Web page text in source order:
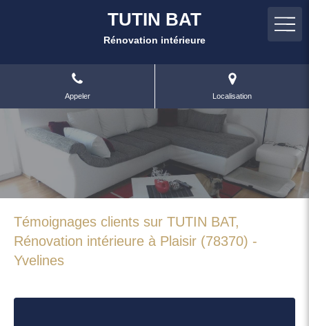
TUTIN BAT
Rénovation intérieure
Appeler Localisation
Témoignages clients sur TUTIN BAT,
Rénovation intérieure à Plaisir (78370) -
Yvelines